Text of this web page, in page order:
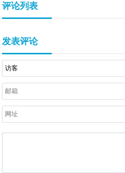
评论列表
发表评论